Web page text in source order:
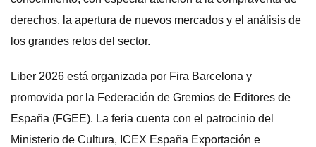
derechos, la apertura de nuevos mercados y el análisis de
los grandes retos del sector.
Liber 2026 está organizada por Fira Barcelona y
promovida por la Federación de Gremios de Editores de
España (FGEE). La feria cuenta con el patrocinio del
Ministerio de Cultura, ICEX España Exportación e